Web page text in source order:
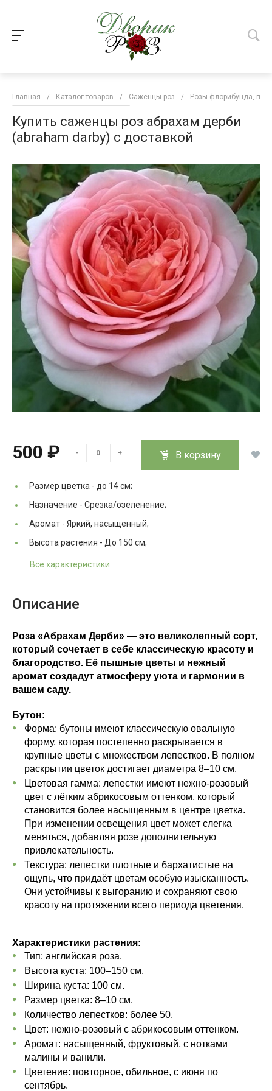
Главная / Каталог товаров / Саженцы роз / Розы флорибунда,
Купить саженцы роз абрахам дерби
(abraham darby) с доставкой
500 ₽ - + В корзину
Размер цветка - до 14 см;
Назначение - Срезка/озеленение;
Аромат - Яркий, насыщенный;
Высота растения - До 150 см;
Все характеристики
Описание
Роза «Абрахам Дерби» — это великолепный сорт,
который сочетает в себе классическую красоту и
благородство. Её пышные цветы и нежный
аромат создадут атмосферу уюта и гармонии в
вашем саду.
Бутон:
Форма: бутоны имеют классическую овальную
форму, которая постепенно раскрывается в
крупные цветы с множеством лепестков. В полном
раскрытии цветок достигает диаметра 8–10 см.
Цветовая гамма: лепестки имеют нежно-розовый
цвет с лёгким абрикосовым оттенком, который
становится более насыщенным в центре цветка.
При изменении освещения цвет может слегка
меняться, добавляя розе дополнительную
привлекательность.
Текстура: лепестки плотные и бархатистые на
ощупь, что придаёт цветам особую изысканность.
Они устойчивы к выгоранию и сохраняют свою
красоту на протяжении всего периода цветения.
Характеристики растения:
Тип: английская роза.
Высота куста: 100–150 см.
Ширина куста: 100 см.
Размер цветка: 8–10 см.
Количество лепестков: более 50.
Цвет: нежно-розовый с абрикосовым оттенком.
Аромат: насыщенный, фруктовый, с нотками
малины и ванили.
Цветение: повторное, обильное, с июня по
сентябрь.